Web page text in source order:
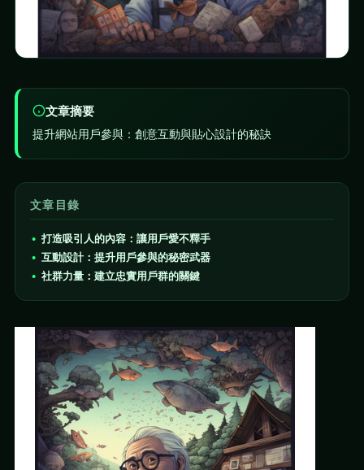
文章摘要
提升網站用戶參與：創意互動與貼心設計的秘訣
文章目錄
打造吸引人的內容：讓用戶愛不釋手
互動設計：提升用戶參與的秘密武器
社群力量：建立忠實用戶群的關鍵